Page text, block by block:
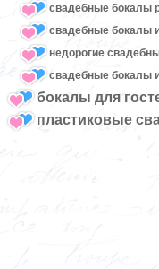
свадебные бокалы
свадебные бокалы
недорогие
свадебные бокалы
бокалы для
пластиковые